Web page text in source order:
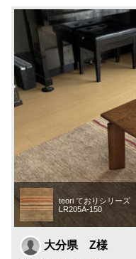
teori ておりシリーズ
LR205A-150
大分県 Z様